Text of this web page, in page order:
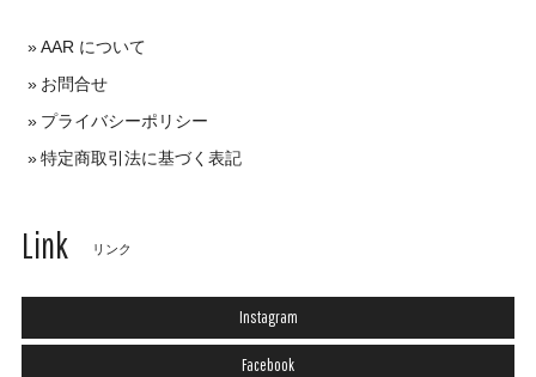
AAR について
お問合せ
プライバシーポリシー
特定商取引法に基づく表記
Link リンク
Instagram
Facebook